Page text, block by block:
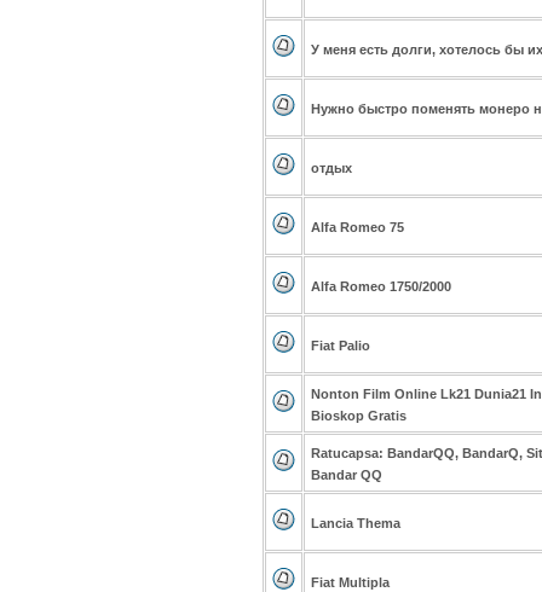
У меня есть долги, хотелось бы
Нужно быстро поменять монеро
отдых
Alfa Romeo 75
Alfa Romeo 1750/2000
Fiat Palio
Nonton Film Online Lk21 Dunia21
Bioskop Gratis
Ratucapsa: BandarQQ, BandarQ,
Bandar QQ
Lancia Thema
Fiat Multipla